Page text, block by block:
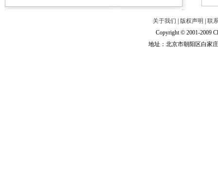
关于我们 版权声明
联
Copyright © 2001-2009
地址：北京市朝阳区白家